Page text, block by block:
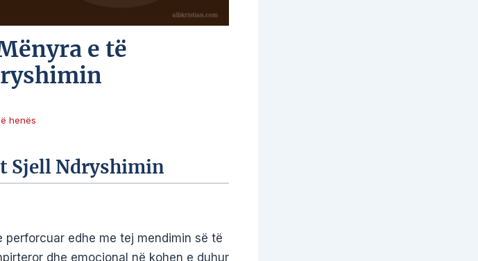
e të
henës
Sjell Ndryshimin
edhe me tej mendimin së të
dhe emocional në kohen e duhur